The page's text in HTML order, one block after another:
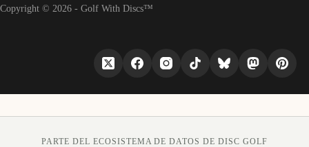
Copyright © 2026 - Golf With Discs™
PARTE DEL ECOSISTEMA DE DATOS DE DISC GOLF